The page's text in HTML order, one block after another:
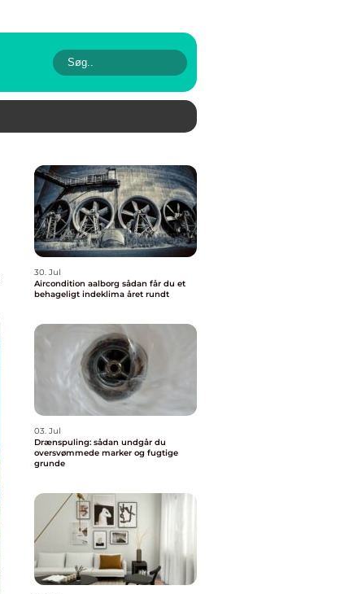
30. Jul
Aircondition aalborg sådan får du et
behageligt indeklima året rundt
03. Jul
Drænspuling: sådan undgår du
oversvømmede marker og fugtige
grunde